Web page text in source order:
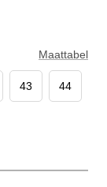
Maattabel
43 44